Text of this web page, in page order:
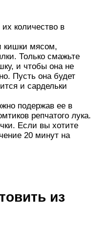
количество в
кишки мясом,
Только смажьте
и чтобы она не
Пусть она будет
и сардельки
подержав ее в
репчатого лука.
Если вы хотите
20 минут на
из